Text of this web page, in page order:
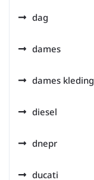
dag
dames
dames kleding
diesel
dnepr
ducati